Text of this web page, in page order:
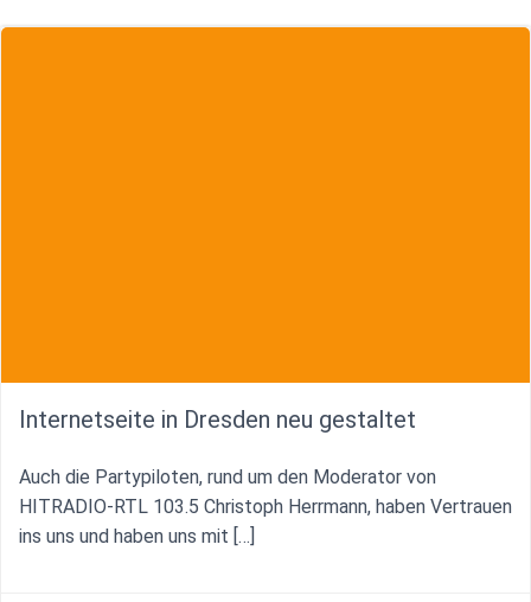
Internetseite in Dresden neu gestaltet
Auch die Partypiloten, rund um den Moderator von
HITRADIO-RTL 103.5 Christoph Herrmann, haben Vertrauen
ins uns und haben uns mit […]